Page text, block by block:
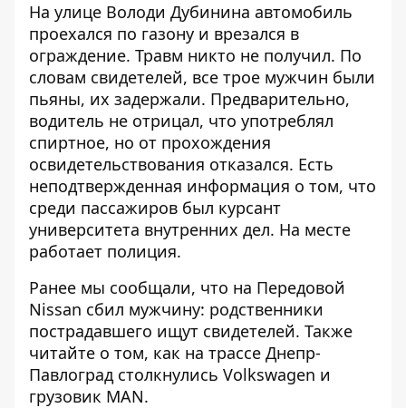
На улице Володи Дубинина автомобиль
проехался по газону и врезался в
ограждение. Травм никто не получил. По
словам свидетелей, все трое мужчин были
пьяны, их задержали. Предварительно,
водитель не отрицал, что употреблял
спиртное, но от прохождения
освидетельствования отказался. Есть
неподтвержденная информация о том, что
среди пассажиров был курсант
университета внутренних дел. На месте
работает полиция.
Ранее мы сообщали, что на Передовой
Nissan сбил мужчину: родственники
пострадавшего ищут свидетелей. Также
читайте о том, как на трассе Днепр-
Павлоград столкнулись Volkswagen и
грузовик MAN.